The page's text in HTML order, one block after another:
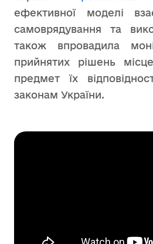
ефективної моделі
самоврядування та
також впровадила
прийнятих рішень
предмет їх
законам України.